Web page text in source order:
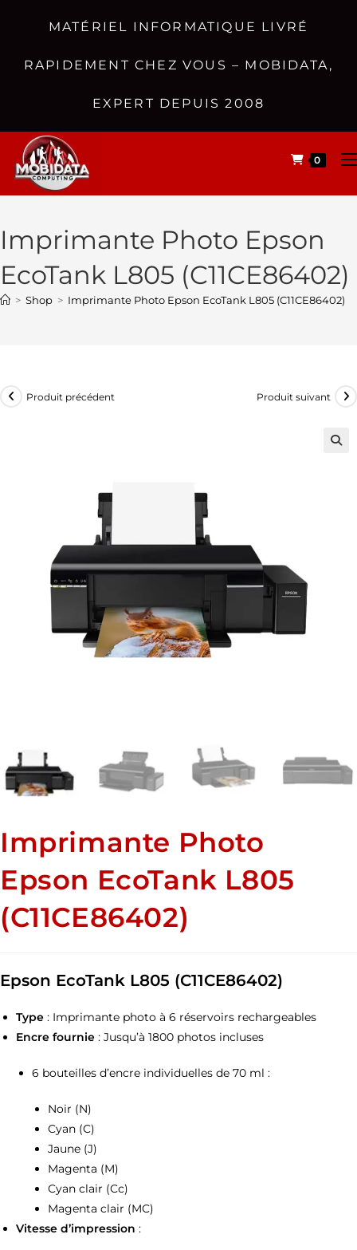
MATÉRIEL INFORMATIQUE LIVRÉ
RAPIDEMENT CHEZ VOUS – MOBIDATA,
EXPERT DEPUIS 2008
0
Imprimante Photo Epson
EcoTank L805 (C11CE86402)
> Shop > Imprimante Photo Epson EcoTank L805 (C11CE86402)
Produit précédent Produit suivant
Imprimante Photo
Epson EcoTank L805
(C11CE86402)
Epson EcoTank L805 (C11CE86402)
Type : Imprimante photo à 6 réservoirs rechargeables
Encre fournie : Jusqu’à 1800 photos incluses
6 bouteilles d’encre individuelles de 70 ml :
Noir (N)
Cyan (C)
Jaune (J)
Magenta (M)
Cyan clair (Cc)
Magenta clair (MC)
Vitesse d’impression :